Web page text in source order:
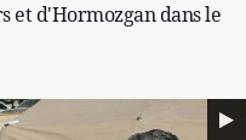
et d'Hormozgan dans le